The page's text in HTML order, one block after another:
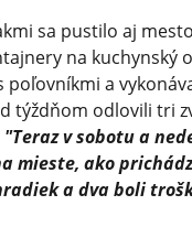
sa pustilo aj
na kuchynský
poľovníkmi a
týždňom odlovili tri
"Teraz v sobotu a
mieste, ako
a dva boli